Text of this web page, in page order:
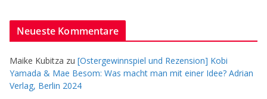
Neueste Kommentare
Maike Kubitza zu [Ostergewinnspiel und Rezension] Kobi
Yamada & Mae Besom: Was macht man mit einer Idee? Adrian
Verlag, Berlin 2024